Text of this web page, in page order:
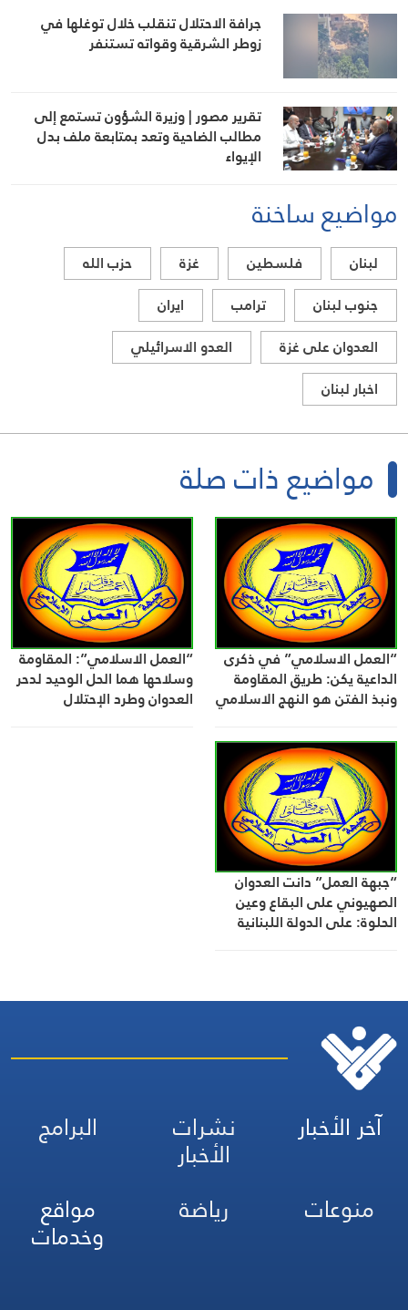
جرافة الاحتلال تنقلب خلال توغلها في
زوطر الشرقية وقواته تستنفر
تقرير مصور | وزيرة الشؤون تستمع إلى
مطالب الضاحية وتعد بمتابعة ملف بدل
الإيواء
مواضيع ساخنة
لبنان فلسطين غزة
حزب الله
جنوب لبنان
ترامب
ايران
العدوان على غزة
العدو الاسرائيلي
اخبار لبنان
مواضيع ذات صلة
“العمل الاسلامي” في ذكرى
الداعية يكن: طريق المقاومة
ونبذ الفتن هو النهج الاسلامي
“العمل الاسلامي”: المقاومة
وسلاحها هما الحل الوحيد لدحر
العدوان وطرد الإحتلال
“جبهة العمل” دانت العدوان
الصهيوني على البقاع وعين
الحلوة: على الدولة اللبنانية
آخر الأخبار نشرات
الأخبار
البرامج
منوعات
رياضة مواقع
وخدمات